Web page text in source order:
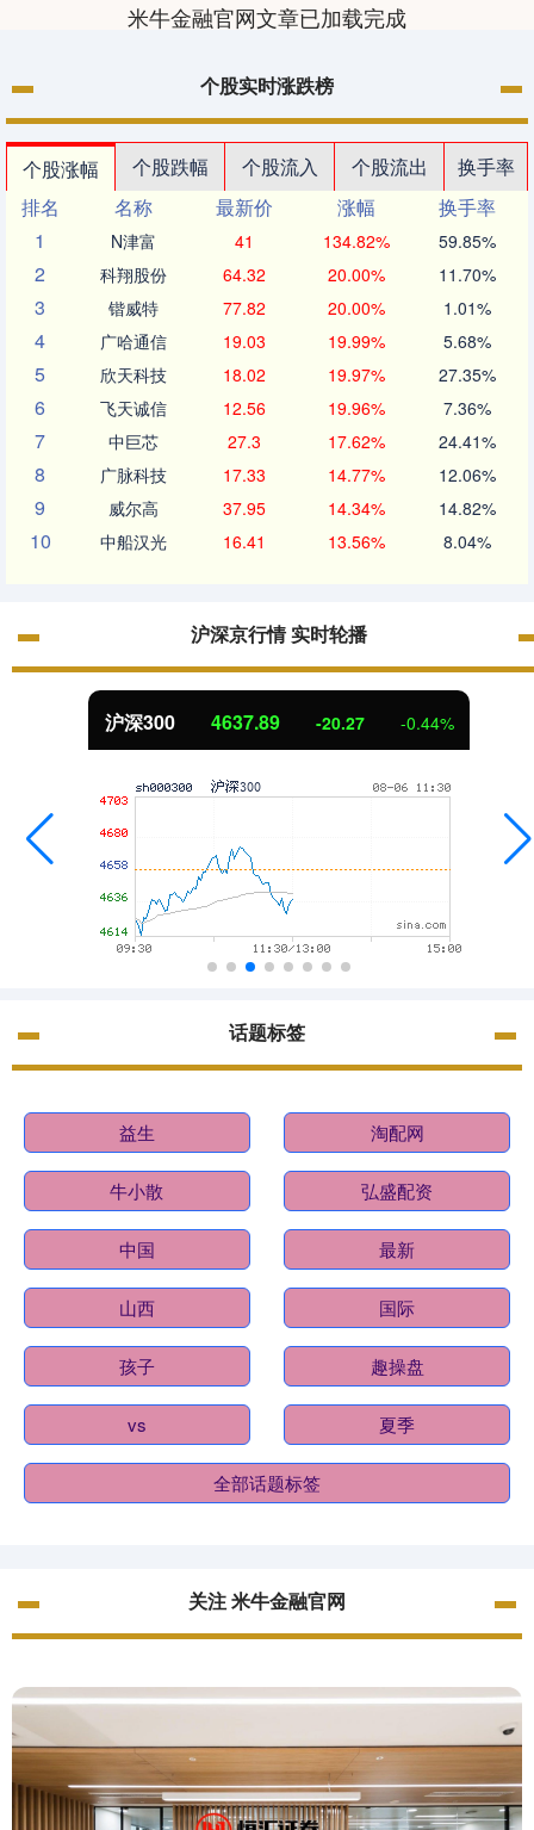
米牛金融官网文章已加载完成
个股实时涨跌榜
个股涨幅 个股跌幅 个股流入 个股流出
换手率
排名
名称 最新价 涨幅
换手率
1
N津富 41 134.82% 59.85%
2 科翔股份 64.32 20.00% 11.70%
3 锴威特 77.82 20.00% 1.01%
4 广哈通信 19.03 19.99% 5.68%
5 欣天科技 18.02 19.97% 27.35%
6 飞天诚信 12.56 19.96% 7.36%
7 中巨芯 27.3 17.62% 24.41%
8 广脉科技 17.33 14.77% 12.06%
9 威尔高 37.95 14.34% 14.82%
10 中船汉光 16.41 13.56% 8.04%
沪深京行情 实时轮播
沪深300 4637.89 -20.27 -0.44%
话题标签
益生 淘配网
牛小散 弘盛配资
中国 最新
山西 国际
孩子 趣操盘
vs 夏季
全部话题标签
关注 米牛金融官网